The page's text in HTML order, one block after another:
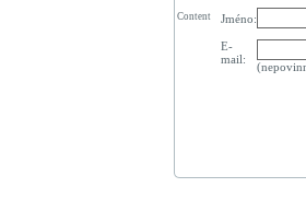
Jméno:
E-
mail:
Content